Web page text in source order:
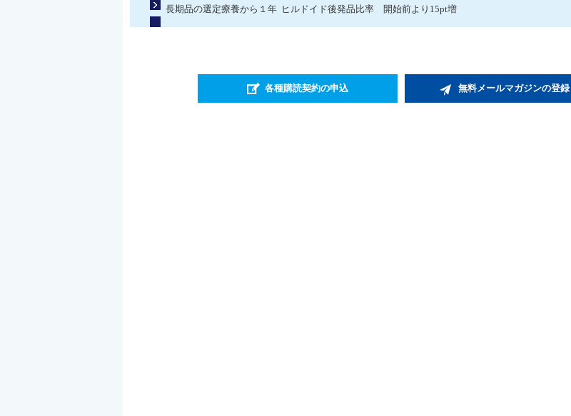
長期品の選定療養から１年 ヒルドイド後発品比率 開始前より15pt増
各種購読契約の申込 無料メールマガジンの登録